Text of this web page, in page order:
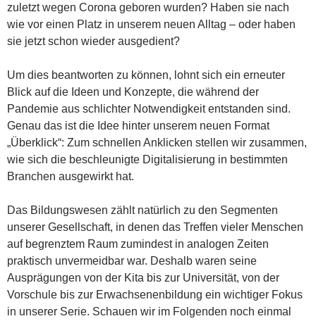
zuletzt wegen Corona geboren wurden? Haben sie nach
wie vor einen Platz in unserem neuen Alltag – oder haben
sie jetzt schon wieder ausgedient?
Um dies beantworten zu können, lohnt sich ein erneuter
Blick auf die Ideen und Konzepte, die während der
Pandemie aus schlichter Notwendigkeit entstanden sind.
Genau das ist die Idee hinter unserem neuen Format
„Überklick“: Zum schnellen Anklicken stellen wir zusammen,
wie sich die beschleunigte Digitalisierung in bestimmten
Branchen ausgewirkt hat.
Das Bildungswesen zählt natürlich zu den Segmenten
unserer Gesellschaft, in denen das Treffen vieler Menschen
auf begrenztem Raum zumindest in analogen Zeiten
praktisch unvermeidbar war. Deshalb waren seine
Ausprägungen von der Kita bis zur Universität, von der
Vorschule bis zur Erwachsenenbildung ein wichtiger Fokus
in unserer Serie. Schauen wir im Folgenden noch einmal